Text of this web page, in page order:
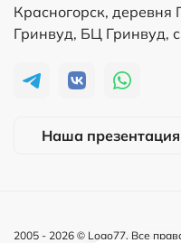
Красногорск, деревня
Гринвуд, БЦ Гринвуд,
Наша презентация
2005 - 2026 © Logo77. Все